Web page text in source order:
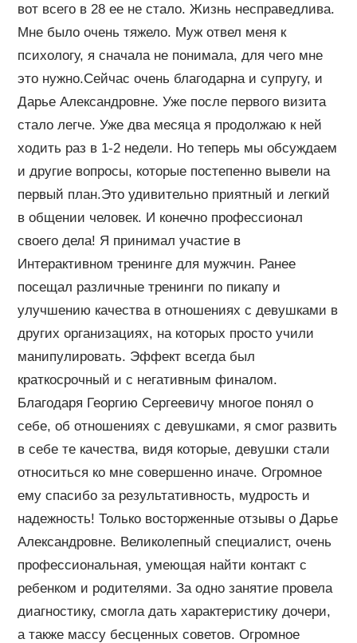
вот всего в 28 ее не стало. Жизнь несправедлива.
Мне было очень тяжело. Муж отвел меня к
психологу, я сначала не понимала, для чего мне
это нужно.Сейчас очень благодарна и супругу, и
Дарье Александровне. Уже после первого визита
стало легче. Уже два месяца я продолжаю к ней
ходить раз в 1-2 недели. Но теперь мы обсуждаем
и другие вопросы, которые постепенно вывели на
первый план.Это удивительно приятный и легкий
в общении человек. И конечно профессионал
своего дела! Я принимал участие в
Интерактивном тренинге для мужчин. Ранее
посещал различные тренинги по пикапу и
улучшению качества в отношениях с девушками в
других организациях, на которых просто учили
манипулировать. Эффект всегда был
краткосрочный и с негативным финалом.
Благодаря Георгию Сергеевичу многое понял о
себе, об отношениях с девушками, я смог развить
в себе те качества, видя которые, девушки стали
относиться ко мне совершенно иначе. Огромное
ему спасибо за результативность, мудрость и
надежность! Только восторженные отзывы о Дарье
Александровне. Великолепный специалист, очень
профессиональная, умеющая найти контакт с
ребенком и родителями. За одно занятие провела
диагностику, смогла дать характеристику дочери,
а также массу бесценных советов. Огромное